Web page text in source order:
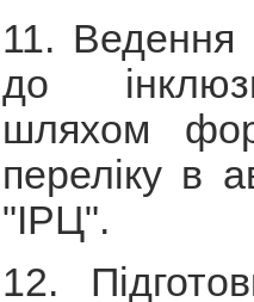
11. Ведення
до
шляхом
переліку в
"ІРЦ".
12.